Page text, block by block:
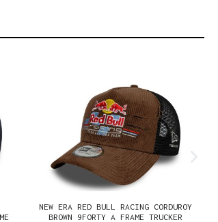
NEW ERA RED BULL RACING CORDUROY
BROWN 9FORTY A FRAME TRUCKER